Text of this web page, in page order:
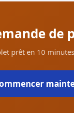
de
prêt en 10